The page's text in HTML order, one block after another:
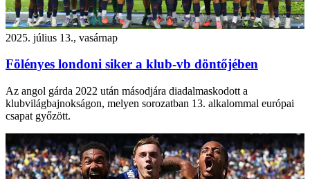
2025. július 13., vasárnap
Fölényes londoni siker a klub-vb döntőjében
Az angol gárda 2022 után másodjára diadalmaskodott a
klubvilágbajnokságon, melyen sorozatban 13. alkalommal európai
csapat győzött.